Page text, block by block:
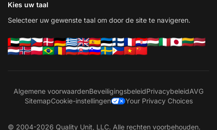
Kies uw taal
Selecteer uw gewenste taal om door de site te navigeren.
Algemene voorwaardenBeveiligingsbeleidPrivacybeleidAVG
SitemapCookie-instellingen Your Privacy Choices
© 2004-2026 Quality Unit, LLC. Alle rechten voorbehouden.